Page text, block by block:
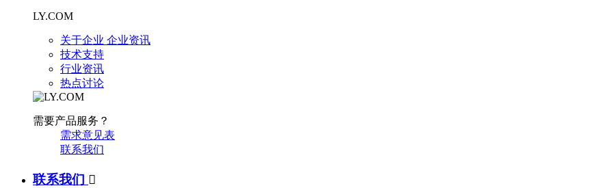
LY.COM
关于企业 企业资讯
技术支持
行业资讯
热点讨论
需要产品服务？
需求意见表
联系我们
联系我们 